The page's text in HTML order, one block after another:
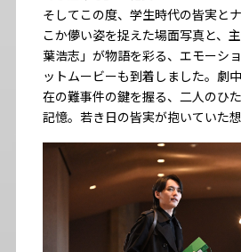
そしてこの度、学生時代の皆実と
こか儚い姿を捉えた場面写真と、
葉浩志」が物語を彩る、エモーシ
ットムービーも到着しました。劇
在の難事件の鍵を握る、二人のひ
記憶。若き日の皆実が抱いていた